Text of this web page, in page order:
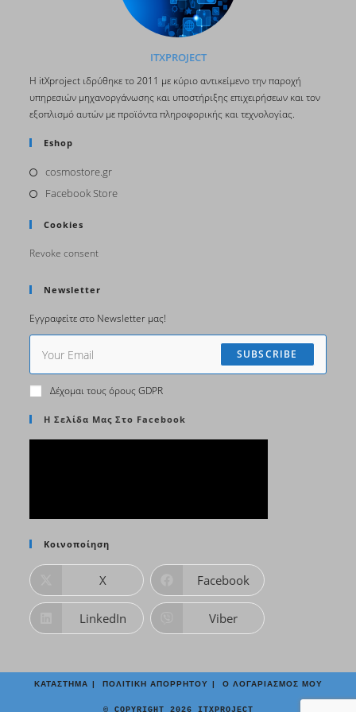
ITXPROJECT
H itΧproject ιδρύθηκε το 2011 με κύριο αντικείμενο την παροχή
υπηρεσιών μηχανοργάνωσης και υποστήριξης επιχειρήσεων και τον
εξοπλισμό αυτών με προϊόντα πληροφορικής και τεχνολογίας.
Eshop
cosmostore.grOpens
in
Facebook StoreOpens
Cookies
Revoke consent
Newsletter
Εγγραφείτε στο Newsletter μας!
SUBSCRIBE
Δέχομαι τους όρους GDPR
Η Σελίδα Μας Στο Facebook
Κοινοποίηση
X Facebook
LinkedIn Viber
ΚΑΤΆΣΤΗΜΑ ΠΟΛΙΤΙΚΉ ΑΠΟΡΡΉΤΟΥ Ο ΛΟΓΑΡΙΑΣΜΌΣ ΜΟΥ
© COPYRIGHT 2026 ITXPROJECT